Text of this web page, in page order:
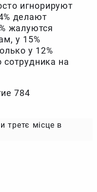
игнорируют
делают
жалуются
у 15%
у 12%
на
784
третє місце в